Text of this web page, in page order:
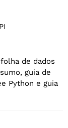
de dados
guia de
Python e guia